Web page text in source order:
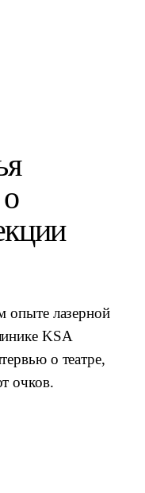
опыте лазерной
KSA
о театре,
очков.